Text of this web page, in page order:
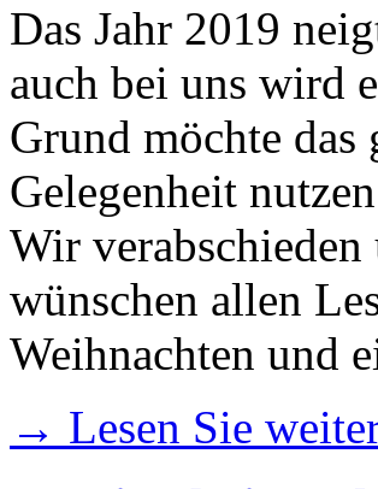
Das Jahr 2019
auch bei uns wird
Grund möchte das
Gelegenheit
Wir
wünschen allen
Weihnachten und
→ Lesen Sie